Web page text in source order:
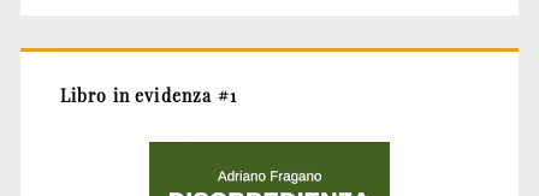
Libro in evidenza #1